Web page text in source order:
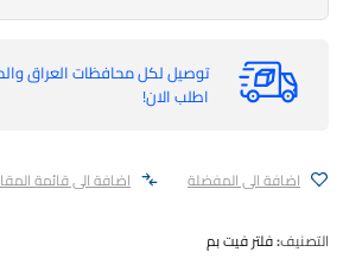
توصيل لكل محافظات العراق
اطلب الان!
اضافة الى المفضلة اضافة الى قائمة
التصنيف:فلتر فيت بم